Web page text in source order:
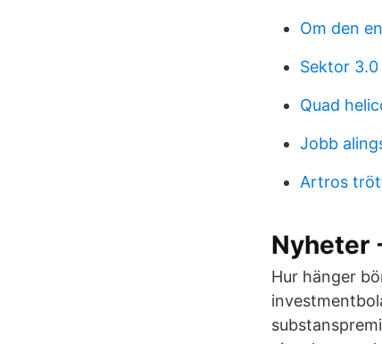
Om den
Sektor 3.0
Quad
Jobb
Artros
Nyheter
Hur hänger